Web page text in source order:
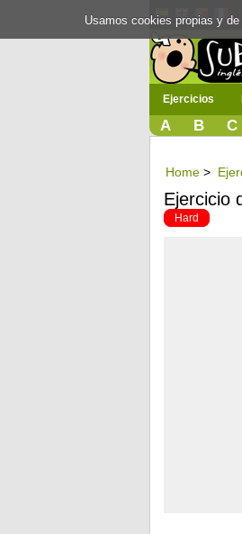
Ejercicios
A B C
Home >
Ejercicio
Hard
Usamos cookies propias y